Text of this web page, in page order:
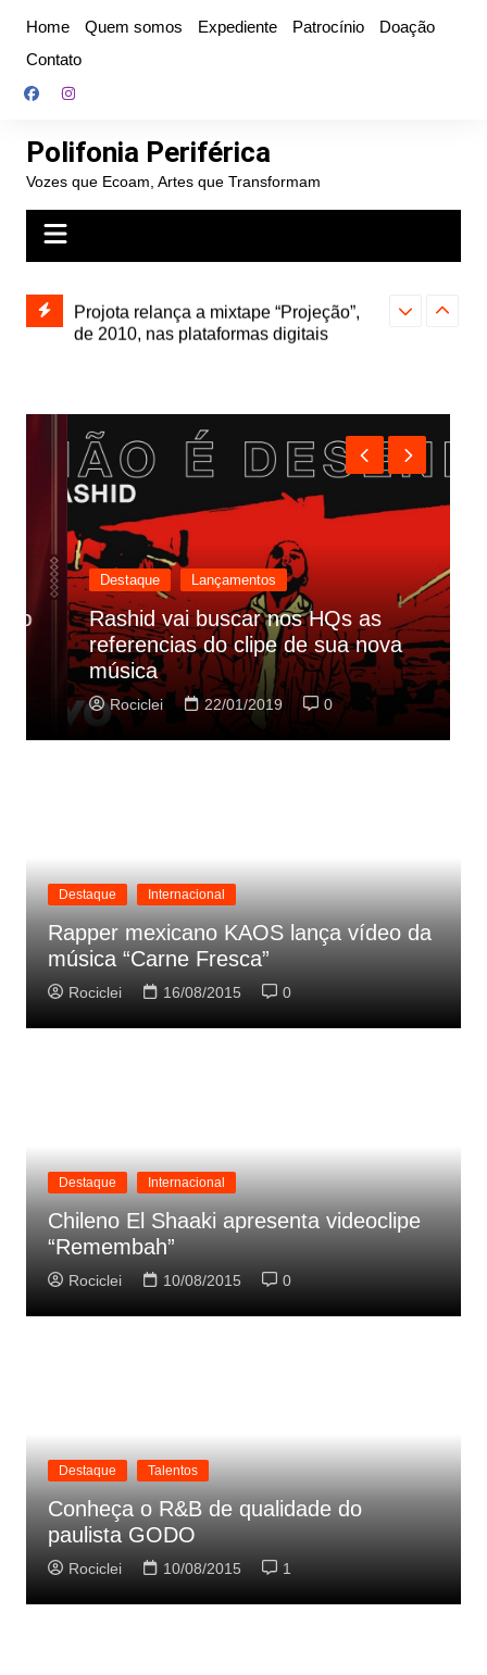
conteúdo
Home Quem somos Expediente Patrocínio
Doação
Contato
Polifonia Periférica
Vozes que Ecoam, Artes que Transformam
e abre
autoral,
Projota relança a mixtape “Projeção”,
de 2010, nas plataformas digitais
Farofa
Destaque Lançamentos
Rashid vai buscar nos HQs as
referencias do clipe de sua nova
música
Rociclei 22/01/2019 0
Destaque Internacional
Rapper mexicano KAOS lança vídeo da
música “Carne Fresca”
Rociclei 16/08/2015 0
Destaque Internacional
Chileno El Shaaki apresenta videoclipe
“Remembah”
Rociclei 10/08/2015 0
Destaque Talentos
Conheça o R&B de qualidade do
paulista GODO
Rociclei 10/08/2015 1